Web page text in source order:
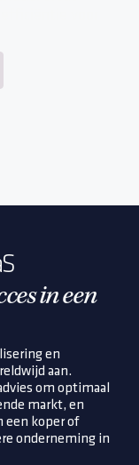
in een
en
aan.
om optimaal
markt, en
een koper of
onderneming in